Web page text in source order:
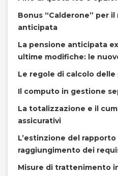
Bonus “Calderone” per
anticipata
La pensione anticipata
ultime modifiche: le
Le regole di calcolo delle
Il computo in gestione
La totalizzazione e il
assicurativi
L’estinzione del rapporto
raggiungimento dei
Misure di trattenimento